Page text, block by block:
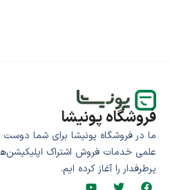
فروشگاه پونیشا
ما در فروشگاه پونیشا برای شما
علمی خدمات فروش اشتراک
پرطرفدار را آغاز کرده ایم.